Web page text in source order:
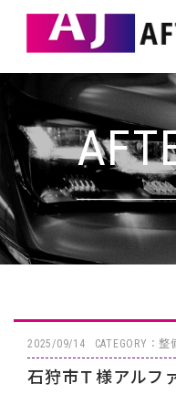
2025/09/14 CATEGORY：
石狩市Ｔ様アルフ